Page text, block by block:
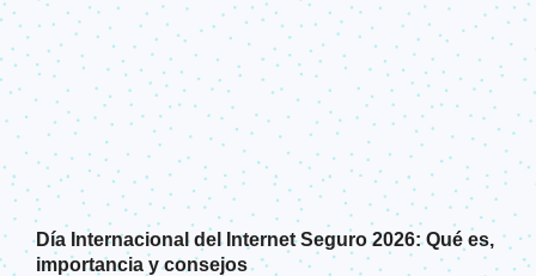
Día Internacional del Internet Seguro 2026: Qué es,
importancia y consejos